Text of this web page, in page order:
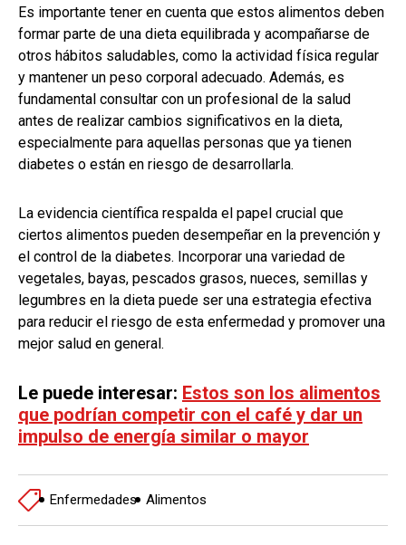
Es importante tener en cuenta que estos alimentos deben
formar parte de una dieta equilibrada y acompañarse de
otros hábitos saludables, como la actividad física regular
y mantener un peso corporal adecuado. Además, es
fundamental consultar con un profesional de la salud
antes de realizar cambios significativos en la dieta,
especialmente para aquellas personas que ya tienen
diabetes o están en riesgo de desarrollarla.
La evidencia científica respalda el papel crucial que
ciertos alimentos pueden desempeñar en la prevención y
el control de la diabetes. Incorporar una variedad de
vegetales, bayas, pescados grasos, nueces, semillas y
legumbres en la dieta puede ser una estrategia efectiva
para reducir el riesgo de esta enfermedad y promover una
mejor salud en general.
Le puede interesar: Estos son los alimentos
que podrían competir con el café y dar un
impulso de energía similar o mayor
Enfermedades Alimentos